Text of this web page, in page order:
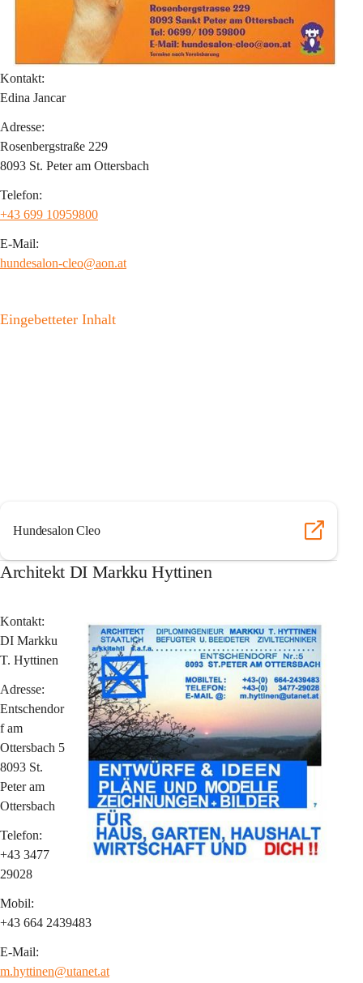
Kontakt:
Edina Jancar
Adresse:
Rosenbergstraße 229
8093 St. Peter am Ottersbach
Telefon:
+43 699 10959800
E-Mail:
hundesalon-cleo@aon.at
Eingebetteter Inhalt
Hundesalon Cleo
Architekt DI Markku Hyttinen
Kontakt:
DI Markku
T. Hyttinen
Adresse:
Entschendor
f am
Ottersbach 5
8093 St.
Peter am
Ottersbach
Telefon:
+43 3477
29028
Mobil:
+43 664 2439483
E-Mail:
m.hyttinen@utanet.at